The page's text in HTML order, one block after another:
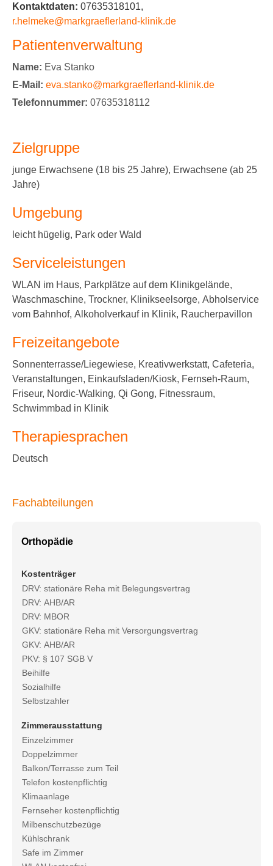
Kontaktdaten: 07635318101,
r.helmeke@markgraeflerland-klinik.de
Patientenverwaltung
Name: Eva Stanko
E-Mail: eva.stanko@markgraeflerland-klinik.de
Telefonnummer: 07635318112
Zielgruppe
junge Erwachsene (18 bis 25 Jahre), Erwachsene (ab 25
Jahre)
Umgebung
leicht hügelig, Park oder Wald
Serviceleistungen
WLAN im Haus, Parkplätze auf dem Klinikgelände,
Waschmaschine, Trockner, Klinikseelsorge, Abholservice
vom Bahnhof, Alkoholverkauf in Klinik, Raucherpavillon
Freizeitangebote
Sonnenterrasse/Liegewiese, Kreativwerkstatt, Cafeteria,
Veranstaltungen, Einkaufsladen/Kiosk, Fernseh-Raum,
Friseur, Nordic-Walking, Qi Gong, Fitnessraum,
Schwimmbad in Klinik
Therapiesprachen
Deutsch
Fachabteilungen
Orthopädie
Kostenträger
DRV: stationäre Reha mit Belegungsvertrag
DRV: AHB/AR
DRV: MBOR
GKV: stationäre Reha mit Versorgungsvertrag
GKV: AHB/AR
PKV: § 107 SGB V
Beihilfe
Sozialhilfe
Selbstzahler
Zimmerausstattung
Einzelzimmer
Doppelzimmer
Balkon/Terrasse zum Teil
Telefon kostenpflichtig
Klimaanlage
Fernseher kostenpflichtig
Milbenschutzbezüge
Kühlschrank
Safe im Zimmer